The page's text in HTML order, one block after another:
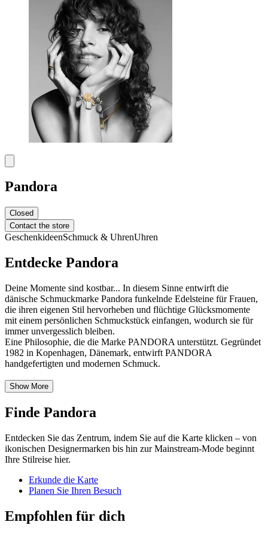
Pandora
Closed
Contact the store
GeschenkideenSchmuck & UhrenUhren
Entdecke Pandora
Deine Momente sind kostbar... In diesem Sinne entwirft die
dänische Schmuckmarke Pandora funkelnde Edelsteine für Frauen,
die ihren eigenen Stil hervorheben und flüchtige Glücksmomente
mit einem persönlichen Schmuckstück einfangen, wodurch sie für
immer unvergesslich bleiben.
Eine Philosophie, die die Marke PANDORA unterstützt. Gegründet
1982 in Kopenhagen, Dänemark, entwirft PANDORA
handgefertigten und modernen Schmuck.
Show More
Finde Pandora
Entdecken Sie das Zentrum, indem Sie auf die Karte klicken – von
ikonischen Designermarken bis hin zur Mainstream-Mode beginnt
Ihre Stilreise hier.
Erkunde die Karte
Planen Sie Ihren Besuch
Empfohlen für dich